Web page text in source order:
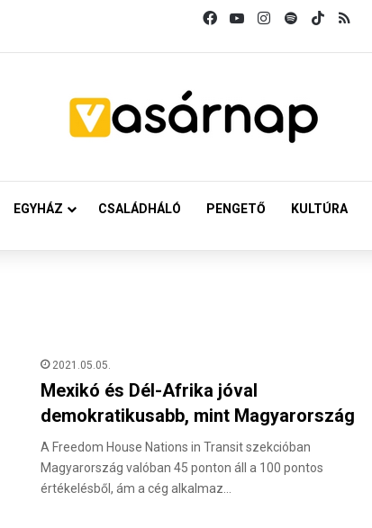
FacebookYouTubeInstagram
SpotifyTikTok
EGYHÁZ CSALÁDHÁLÓ PENGETŐ KULTÚRA
2021.05.05.
Mexikó és Dél-Afrika jóval
demokratikusabb, mint Magyarország
A Freedom House Nations in Transit szekcióban
Magyarország valóban 45 ponton áll a 100 pontos
értékelésből, ám a cég alkalmaz…